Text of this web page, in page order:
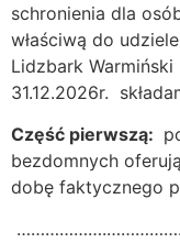
schronienia dla
właściwą do
Lidzbark
31.12.2026r.
Część pierwszą:
bezdomnych
dobę faktycznego